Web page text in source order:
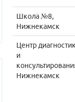
Школа №8,
Нижнекамск
Центр
и
Нижнекамск